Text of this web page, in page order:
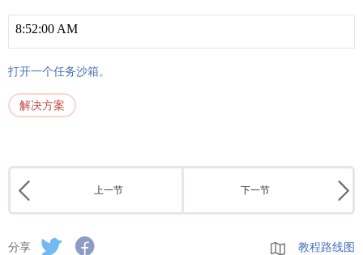
打开一个任务沙箱。
解决方案
上一节 下一节
分享 教程路线图